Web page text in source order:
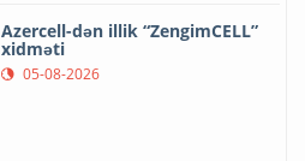
Azercell-dən illik “ZengimCELL”
xidməti
05-08-2026